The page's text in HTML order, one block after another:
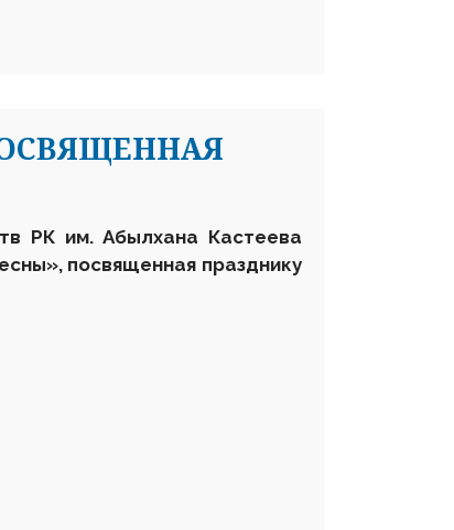
РК им. Абылхана Кастеева
посвященная празднику